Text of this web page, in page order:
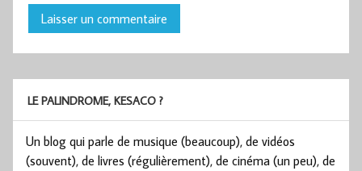
LE PALINDROME, KESACO ?
Un blog qui parle de musique (beaucoup), de vidéos
(souvent), de livres (régulièrement), de cinéma (un peu), de